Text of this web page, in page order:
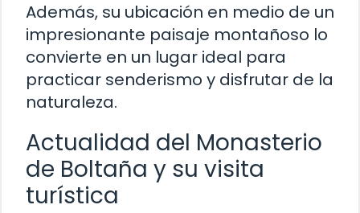
Además, su ubicación en medio de un
impresionante paisaje montañoso lo
convierte en un lugar ideal para
practicar senderismo y disfrutar de la
naturaleza.
Actualidad del Monasterio
de Boltaña y su visita
turística